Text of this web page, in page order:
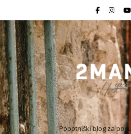
Popotniški blog za